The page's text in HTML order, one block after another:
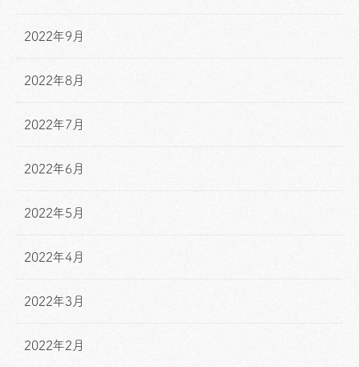
2022年9月
2022年8月
2022年7月
2022年6月
2022年5月
2022年4月
2022年3月
2022年2月